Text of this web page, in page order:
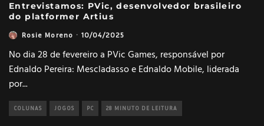
Entrevistamos: PVic, desenvolvedor brasileiro
do platformer Artius
Rosie Moreno · 10/04/2025
No dia 28 de fevereiro a PVic Games, responsável por
Ednaldo Pereira: Mescladasso e Ednaldo Mobile, liderada
por...
COLUNAS JOGOS PC 28 MINUTO DE LEITURA